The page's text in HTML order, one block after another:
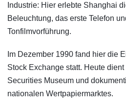
Industrie: Hier erlebte Shanghai
Beleuchtung, das erste Telefon
Tonfilmvorführung.
Im Dezember 1990 fand hier die
Stock Exchange statt. Heute
Securities Museum und
nationalen Wertpapiermarktes.